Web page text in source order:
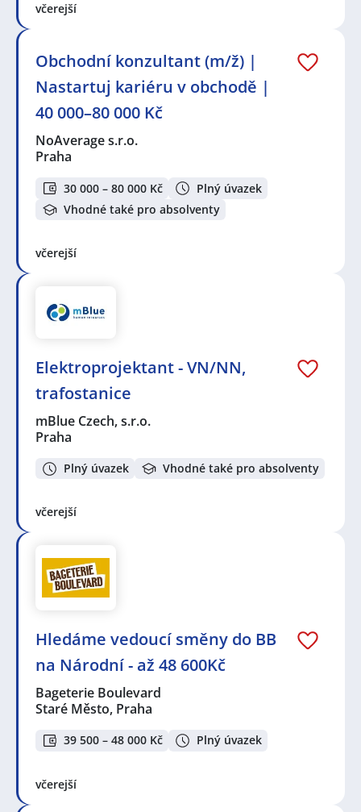
včerejší
Obchodní konzultant (m/ž) |
Nastartuj kariéru v obchodě |
40 000–80 000 Kč
NoAverage s.r.o.
Praha
30 000 – 80 000 Kč
Plný úvazek
Vhodné také pro absolventy
včerejší
Elektroprojektant - VN/NN,
trafostanice
mBlue Czech, s.r.o.
Praha
Plný úvazek Vhodné také pro absolventy
včerejší
Hledáme vedoucí směny do BB
na Národní - až 48 600Kč
Bageterie Boulevard
Staré Město, Praha
39 500 – 48 000 Kč Plný úvazek
včerejší